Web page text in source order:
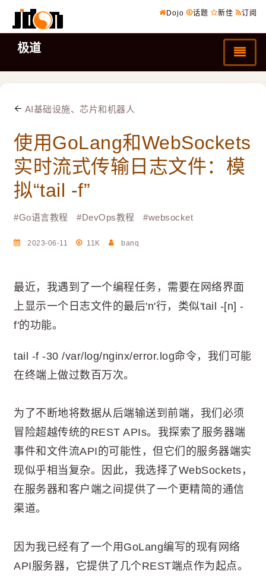
Dojo 话题 新佳 订阅
极道
AI基础设施、芯片和机器人
使用GoLang和WebSockets
实时流式传输日志文件：模
拟“tail -f”
#Go语言教程 #DevOps教程 #websocket
2023-06-11 11K banq
最近，我遇到了一个编程任务，需要在网络界面
上显示一个日志文件的最后'n'行，类似'tail -[n] -
f'的功能。
tail -f -30 /var/log/nginx/error.log命令，我们可能
在终端上做过数百万次。
为了不断地将数据从后端输送到前端，我们必须
冒险超越传统的REST APIs。我探索了服务器端
事件和文件流API的可能性，但它们的服务器端实
现似乎相当复杂。因此，我选择了WebSockets，
在服务器和客户端之间提供了一个更精简的通信
渠道。
因为我已经有了一个用GoLang编写的现有网络
API服务器，它提供了几个REST端点作为起点。